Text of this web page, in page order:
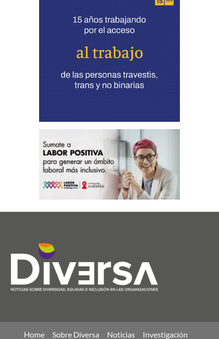
Home Sobre Diversa Noticias Investigación